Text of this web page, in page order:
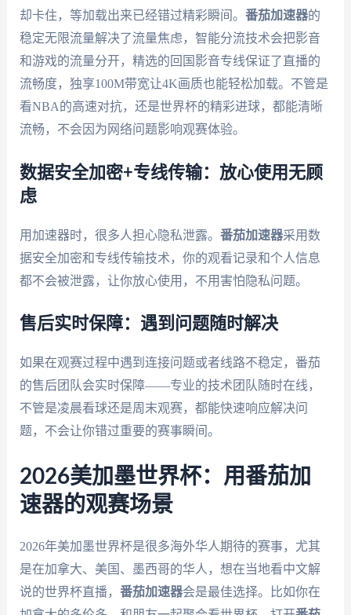
却卡住，等加载出来已经错过精彩瞬间。 番茄加速器的
稳定无限流量解决了流量焦虑，智能分流技术会把影音
和游戏的流量分开，精选的回国影音专线保证了直播的
流畅度，独享100M带宽让4K画质也能轻松加载。不管是
看NBA的高速对抗，还是世界杯的精彩进球，都能清晰
流畅，不会因为网络问题影响观赛体验。
数据安全加密+专线传输：放心使用无顾
虑
用加速器时，很多人担心隐私泄露。 番茄加速器采用数
据安全加密和专线传输技术，你的观看记录和个人信息
都不会被泄露，让你放心使用，不用害怕隐私问题。
售后实时保障：遇到问题随时解决
如果在观赛过程中遇到连接问题或者线路不稳定，番茄
的售后团队会实时保障——专业的技术团队随时在线，
不管是凌晨看球还是周末观赛，都能快速响应解决问
题，不会让你错过重要的赛事瞬间。
2026美加墨世界杯：用番茄加
速器的观赛场景
2026年美加墨世界杯是很多海外华人期待的赛事，尤其
是在加拿大、美国、墨西哥的华人，想在当地看中文解
说的世界杯直播， 番茄加速器会是最佳选择。比如你在